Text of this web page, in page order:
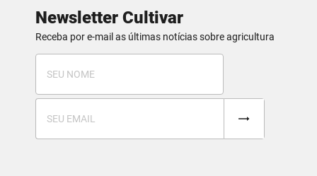
Newsletter Cultivar
Receba por e-mail as últimas notícias sobre agricultura